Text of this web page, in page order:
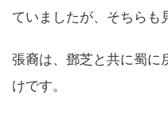
ていましたが、そちらも
張裔は、鄧芝と共に蜀に
けです。